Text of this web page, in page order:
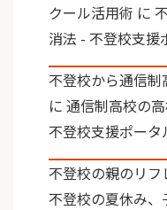
クール活用術 に
消法 - 不登校支援
不登校から通信
に 通信制高校の
不登校支援ポー
不登校の親のリ
不登校の夏休み